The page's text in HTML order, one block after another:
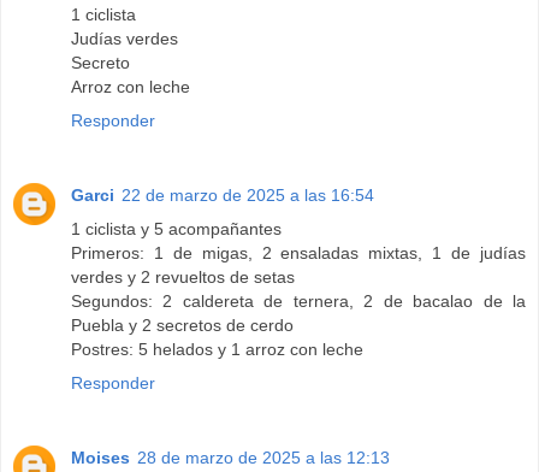
1 ciclista
Judías verdes
Secreto
Arroz con leche
Responder
Garci 22 de marzo de 2025 a las 16:54
1 ciclista y 5 acompañantes
Primeros: 1 de migas, 2 ensaladas mixtas, 1 de judías
verdes y 2 revueltos de setas
Segundos: 2 caldereta de ternera, 2 de bacalao de la
Puebla y 2 secretos de cerdo
Postres: 5 helados y 1 arroz con leche
Responder
Moises 28 de marzo de 2025 a las 12:13